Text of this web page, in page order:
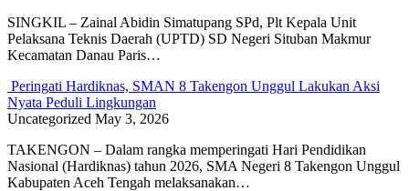
SINGKIL – Zainal Abidin Simatupang SPd, Plt Kepala Unit
Pelaksana Teknis Daerah (UPTD) SD Negeri Situban Makmur
Kecamatan Danau Paris…
Peringati Hardiknas, SMAN 8 Takengon Unggul Lakukan Aksi
Nyata Peduli Lingkungan
Uncategorized May 3, 2026
TAKENGON – Dalam rangka memperingati Hari Pendidikan
Nasional (Hardiknas) tahun 2026, SMA Negeri 8 Takengon Unggul
Kabupaten Aceh Tengah melaksanakan…